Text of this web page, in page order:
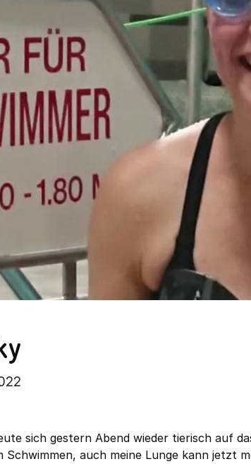
sich gestern Abend wieder tierisch auf
Schwimmen, auch meine Lunge kann jetzt